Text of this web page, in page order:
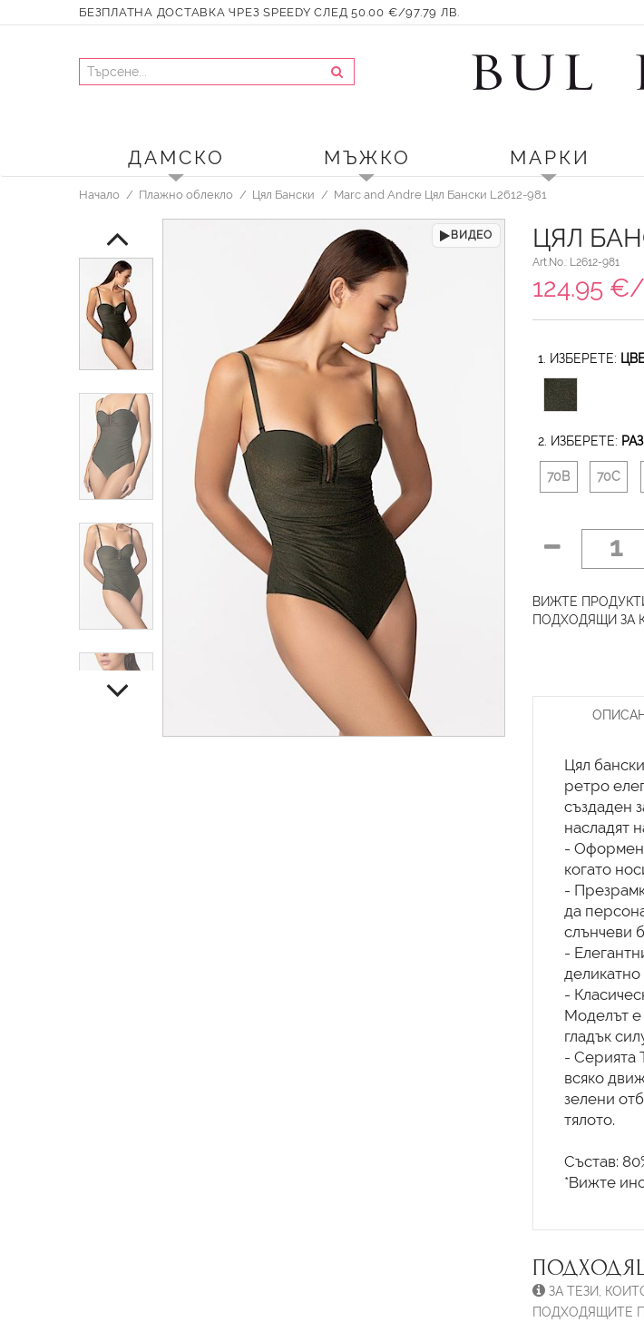
БЕЗПЛАТНА ДОСТАВКА ЧРЕЗ SPEEDY СЛЕД 50.00 €/97.79 ЛВ.
ДАМСКО МЪЖКО МАРКИ
Начало Плажно облекло Цял Бански Marc and Andre Цял Бански L2612-981
ВИДЕО ЦЯЛ
Art.No.: L2612-981
124.95
1. ИЗБЕРЕТЕ:
2. ИЗБЕРЕТЕ:
70B 70C
1
ВИЖТЕ
ПОДХОДЯЩИ ЗА
Цял
ретро
създаден
насладят
-
когато
-
да
слънчеви
-
-
Моделът е
гладък
- Серията
всяко
зелени
тялото.
Състав:
ЗА ТЕЗИ,
ПОДХОДЯЩИТЕ